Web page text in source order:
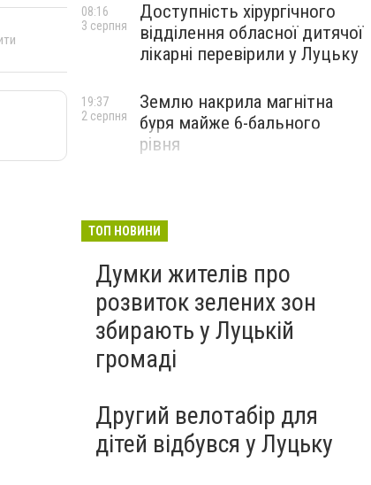
Доступність хірургічного
відділення обласної дитячої
лікарні перевірили у Луцьку
08:16
3 серпня
Землю накрила магнітна
буря майже 6-бального
рівня
19:37
2 серпня
ТОП НОВИНИ
Думки жителів про
розвиток зелених зон
збирають у Луцькій
громаді
Другий велотабір для
дітей відбувся у Луцьку